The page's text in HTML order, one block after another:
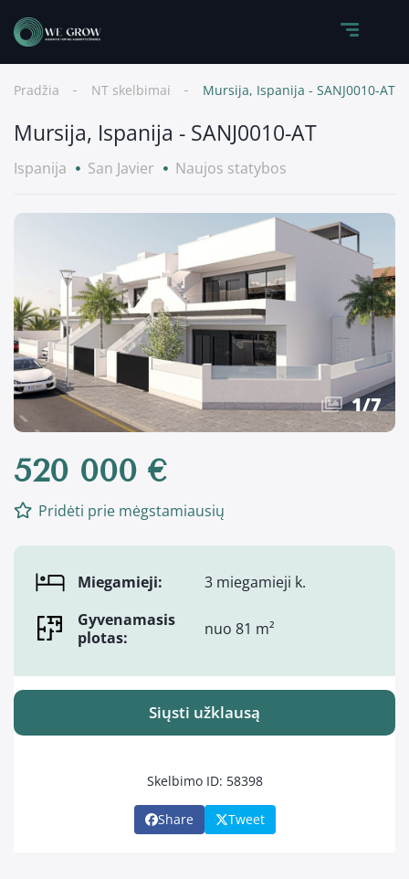
Pradžia NT skelbimai Mursija, Ispanija - SANJ0010-AT
Mursija, Ispanija - SANJ0010-AT
Ispanija San Javier Naujos statybos
1/7
520 000 €
Pridėti prie mėgstamiausių
Miegamieji:
3 miegamieji k.
Gyvenamasis
plotas:
nuo 81 m²
Siųsti užklausą
Skelbimo ID: 58398
Share Tweet